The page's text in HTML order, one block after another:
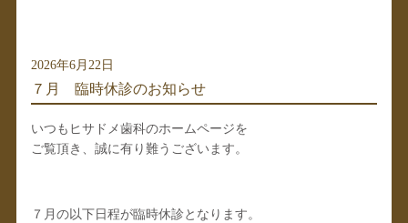
2026年6月22日
７月 臨時休診のお知らせ
いつもヒサドメ歯科のホームページを
ご覧頂き、誠に有り難うございます。
７月の以下日程が臨時休診となります。